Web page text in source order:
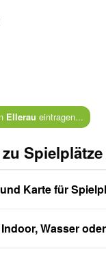
Ellerau eintragen...
Karte für
Wasser